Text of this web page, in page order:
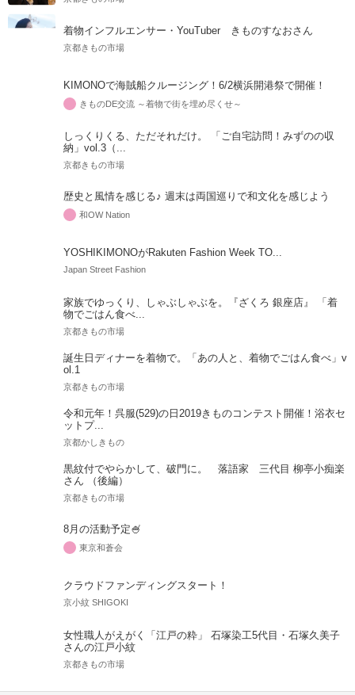
着物インフルエンサー・YouTuber きものすなおさん
京都きもの市場
KIMONOで海賊船クルージング！6/2横浜開港祭で開催！
きものDE交流 ～着物で街を埋め尽くせ～
しっくりくる、ただそれだけ。 「ご自宅訪問！みずのの収
納」vol.3（...
京都きもの市場
歴史と風情を感じる♪ 週末は両国巡りで和文化を感じよう
和OW Nation
YOSHIKIMONOがRakuten Fashion Week TO...
Japan Street Fashion
家族でゆっくり、しゃぶしゃぶを。『ざくろ 銀座店』 「着
物でごはん食べ...
京都きもの市場
誕生日ディナーを着物で。「あの人と、着物でごはん食べ」v
ol.1
京都きもの市場
令和元年！呉服(529)の日2019きものコンテスト開催！浴衣セ
ットプ...
京都かしきもの
黒紋付でやらかして、破門に。 落語家 三代目 柳亭小痴楽
さん （後編）
京都きもの市場
8月の活動予定🍧
東京和蒼会
クラウドファンディングスタート！
京小紋 SHIGOKI
女性職人がえがく「江戸の粋」 石塚染工5代目・石塚久美子
さんの江戸小紋
京都きもの市場